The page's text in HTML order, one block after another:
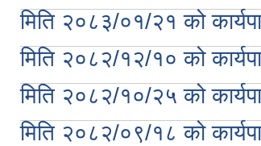
मिति २०८३/०१/२१ को
मिति २०८२/१२/१० को
मिति २०८२/१०/२५ को
मिति २०८२/०९/१८ को